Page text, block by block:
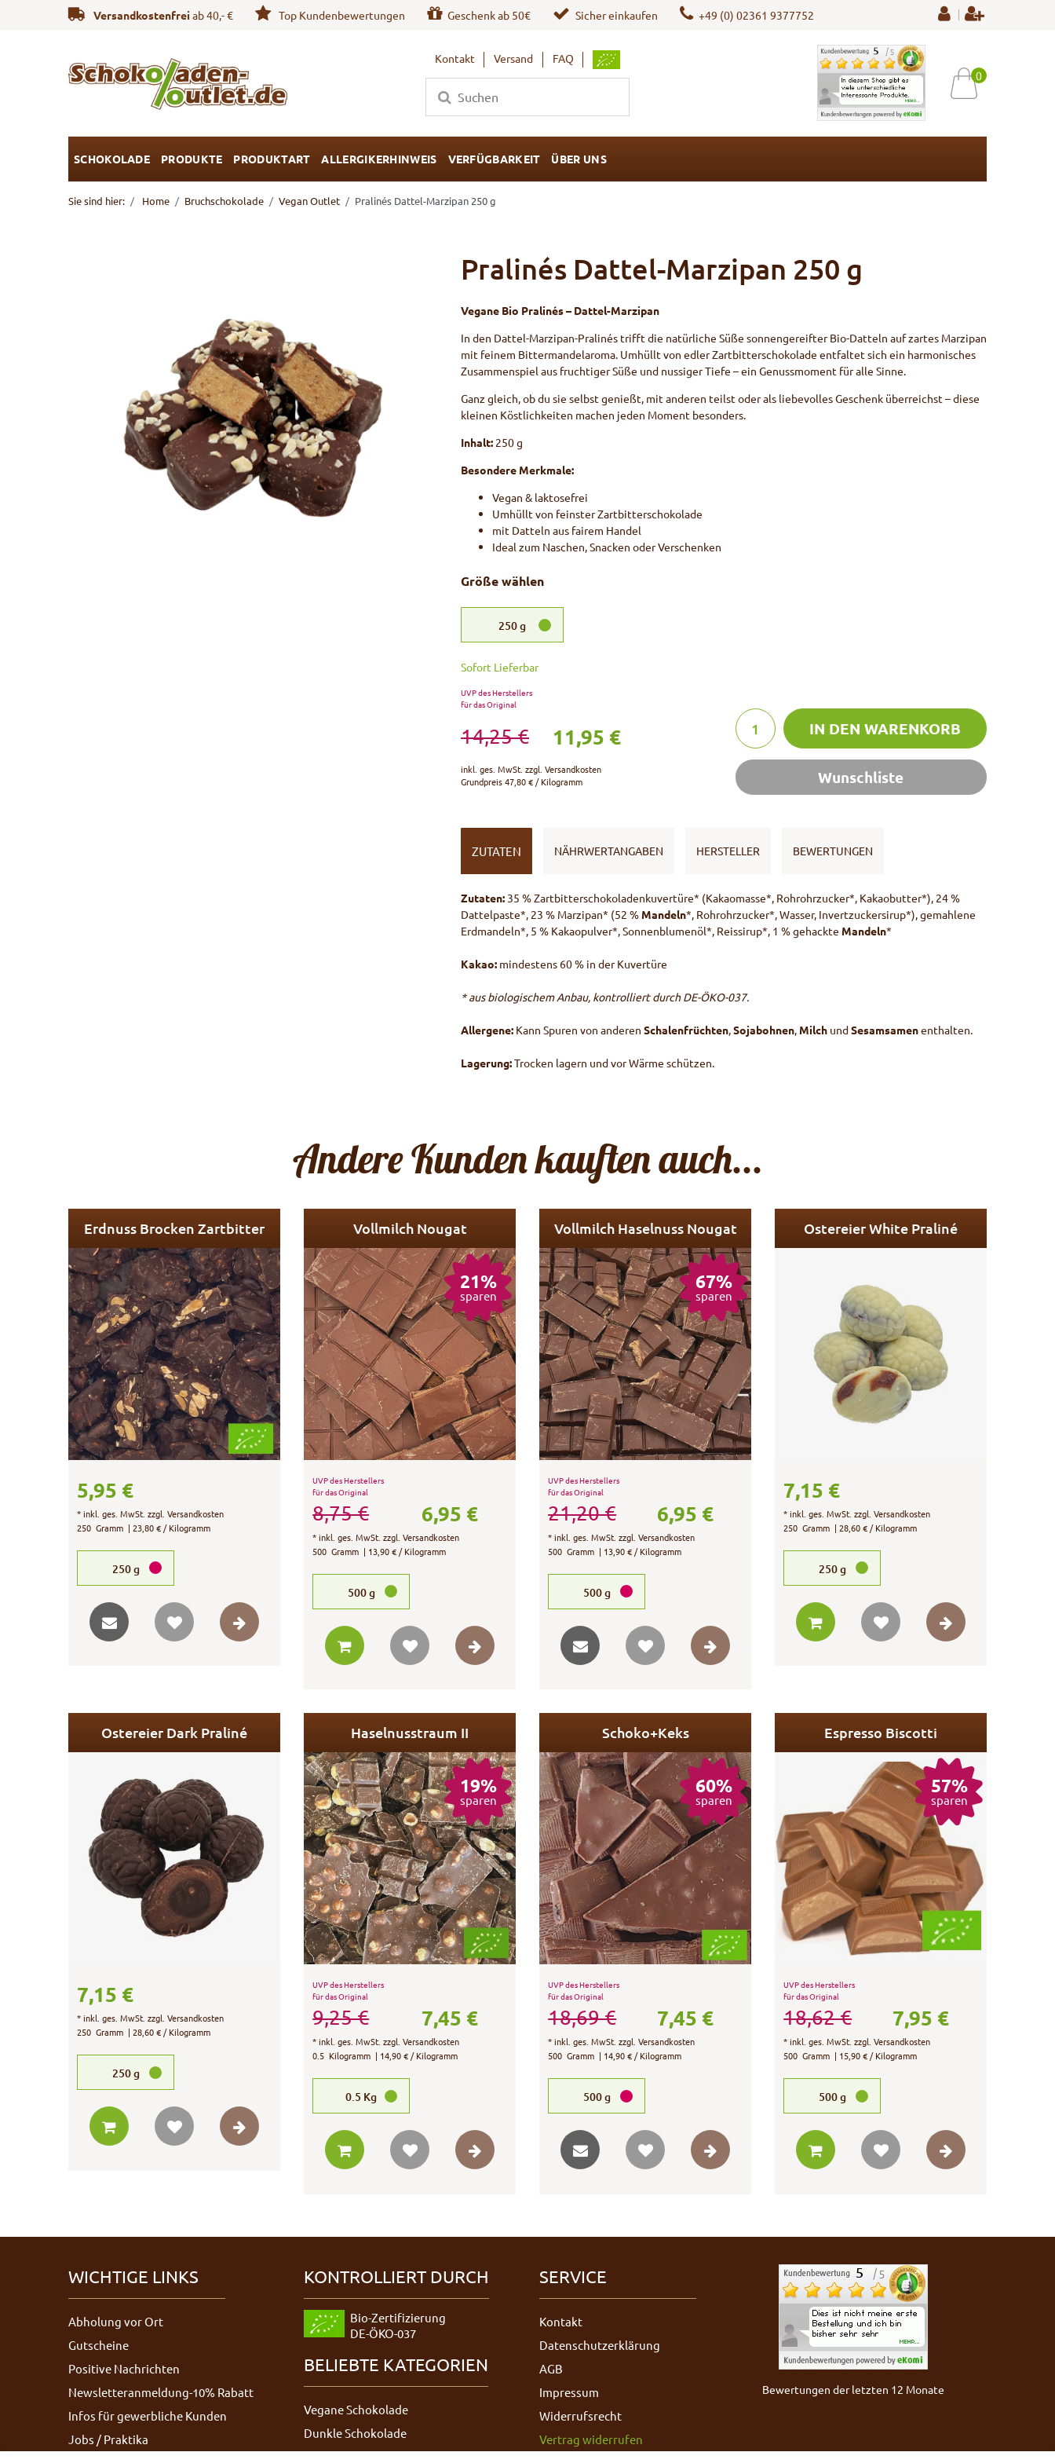
Versandkostenfreiab 40,- € Top Kundenbewertungen Geschenk ab 50€ Sicher einkaufen +49 (0) 02361 9377752
0
SCHOKOLADE PRODUKTE PRODUKTART ALLERGIKERHINWEIS VERFÜGBARKEIT ÜBER UNS
Kontakt Versand FAQ
Sie sind hier: Home Bruchschokolade Vegan Outlet Pralinés Dattel-Marzipan 250 g
Pralinés Dattel-Marzipan 250 g
Vegane Bio Pralinés – Dattel-Marzipan
In den Dattel-Marzipan-Pralinés trifft die natürliche Süße sonnengereifter Bio-Datteln auf zartes Marzipan
mit feinem Bittermandelaroma. Umhüllt von edler Zartbitterschokolade entfaltet sich ein harmonisches
Zusammenspiel aus fruchtiger Süße und nussiger Tiefe – ein Genussmoment für alle Sinne.
Ganz gleich, ob du sie selbst genießt, mit anderen teilst oder als liebevolles Geschenk überreichst – diese
kleinen Köstlichkeiten machen jeden Moment besonders.
Inhalt: 250 g
Besondere Merkmale:
Vegan & laktosefrei
Umhüllt von feinster Zartbitterschokolade
mit Datteln aus fairem Handel
Ideal zum Naschen, Snacken oder Verschenken
Größe wählen
250g
Sofort Lieferbar
UVP des Herstellers
für das Original
14,25 € 11,95 €
inkl. ges. MwSt. zzgl. Versandkosten
Grundpreis47,80 € / Kilogramm
IN DEN WARENKORB
Wunschliste
ZUTATEN NÄHRWERTANGABEN HERSTELLER BEWERTUNGEN
Zutaten: 35 % Zartbitterschokoladenkuvertüre* (Kakaomasse*, Rohrohrzucker*, Kakaobutter*), 24 %
Dattelpaste*, 23 % Marzipan* (52 % Mandeln*, Rohrohrzucker*, Wasser, Invertzuckersirup*), gemahlene
Erdmandeln*, 5 % Kakaopulver*, Sonnenblumenöl*, Reissirup*, 1 % gehackte Mandeln*
Kakao: mindestens 60 % in der Kuvertüre
* aus biologischem Anbau, kontrolliert durch DE-ÖKO-037.
Allergene: Kann Spuren von anderen Schalenfrüchten,Sojabohnen, Milch undSesamsamenenthalten.
Lagerung:Trocken lagern und vor Wärme schützen.
Andere Kunden kauften auch...
Erdnuss Brocken Zartbitter
5,95 €
*inkl. ges. MwSt. zzgl.Versandkosten
250 Gramm | 23,80 € / Kilogramm
250g
Vollmilch Nougat
21%
sparen
UVP des Herstellers
für das Original
8,75 € 6,95 €
*inkl. ges. MwSt. zzgl.Versandkosten
500 Gramm | 13,90 € / Kilogramm
500g
Vollmilch Haselnuss Nougat
67%
sparen
UVP des Herstellers
für das Original
21,20 € 6,95 €
*inkl. ges. MwSt. zzgl.Versandkosten
500 Gramm | 13,90 € / Kilogramm
500g
Ostereier White Praliné
7,15 €
*inkl. ges. MwSt. zzgl.Versandkosten
250 Gramm | 28,60 € / Kilogramm
250g
Ostereier Dark Praliné
7,15 €
*inkl. ges. MwSt. zzgl.Versandkosten
250 Gramm | 28,60 € / Kilogramm
250g
Haselnusstraum II
19%
sparen
UVP des Herstellers
für das Original
9,25 € 7,45 €
*inkl. ges. MwSt. zzgl.Versandkosten
0.5 Kilogramm | 14,90 € / Kilogramm
0.5 Kg
Schoko+Keks
60%
sparen
UVP des Herstellers
für das Original
18,69 € 7,45 €
*inkl. ges. MwSt. zzgl.Versandkosten
500 Gramm | 14,90 € / Kilogramm
500g
Espresso Biscotti
57%
sparen
UVP des Herstellers
für das Original
18,62 € 7,95 €
*inkl. ges. MwSt. zzgl.Versandkosten
500 Gramm | 15,90 € / Kilogramm
500g
WICHTIGE LINKS
Abholung vor Ort
Gutscheine
Positive Nachrichten
Newsletteranmeldung-10% Rabatt
Infos für gewerbliche Kunden
Jobs / Praktika
KONTROLLIERT DURCH
Bio-Zertifizierung
DE-ÖKO-037
BELIEBTE KATEGORIEN
Vegane Schokolade
Dunkle Schokolade
Bruchschokolade
SERVICE
Kontakt
Datenschutzerklärung
AGB
Impressum
Widerrufsrecht
Vertrag widerrufen
Bewertungen der letzten 12 Monate